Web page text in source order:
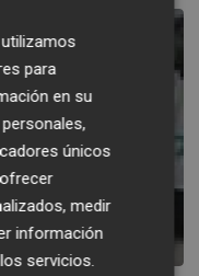
para
en su
únicos
medir
información
servicios.